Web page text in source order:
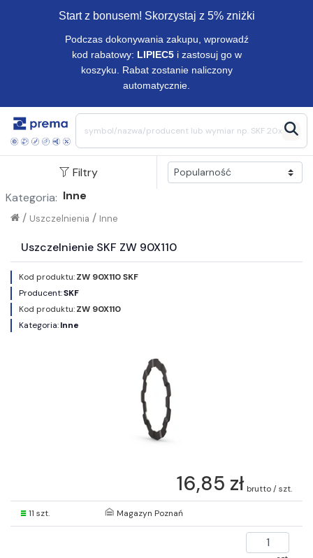
Start z bonusem! Skorzystaj z 5% zniżki
Podczas dokonywania zakupu, wprowadź
kod rabatowy: LIPIEC5 i zastosuj go w
koszyku. Rabat zostanie naliczony
automatycznie.
Filtry
Kategoria: Inne
Inne
/
Uszczelnienia
/
Uszczelnienie SKF ZW 90X110
Kod produktu:ZW 90X110 SKF
Producent:SKF
Kod produktu:ZW 90X110
Kategoria:Inne
16,85 zł brutto / szt.
11 szt. Magazyn Poznań